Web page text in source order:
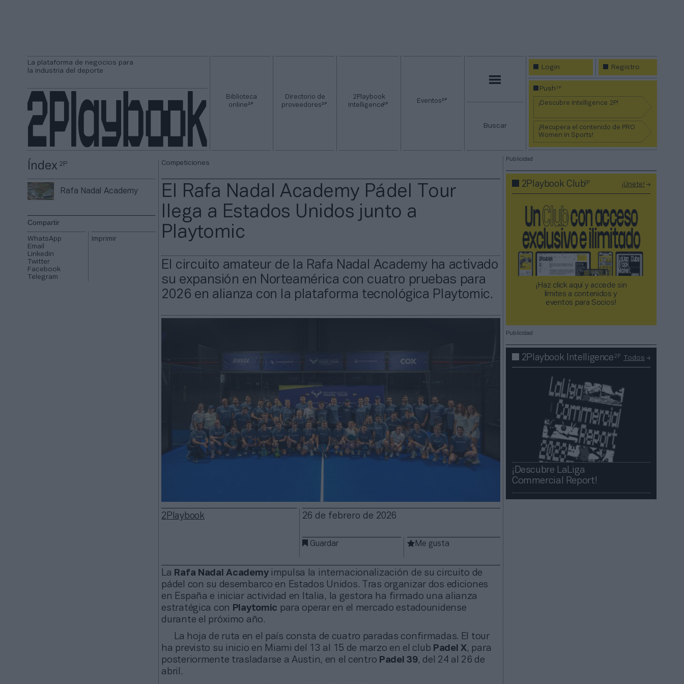
La plataforma de negocios para
la industria del deporte
Biblioteca
online2P
Directorio de
proveedores2P
2Playbook
Intelligence2P Eventos2P
Buscar
Login Registro
Push2P
¡Descubre Intelligence 2P!
¡Recupera el contenido de PRO
Women in Sports!
Índex2P
Rafa Nadal Academy
Compartir
WhatsApp
Email
Linkedin
Twitter
Facebook
Telegram
Imprimir
Competiciones
El Rafa Nadal Academy Pádel Tour
llega a Estados Unidos junto a
Playtomic
El circuito amateur de la Rafa Nadal Academy ha activado
su expansión en Norteamérica con cuatro pruebas para
2026 en alianza con la plataforma tecnológica Playtomic.
2Playbook 26 de febrero de 2026
Guardar Me gusta
La Rafa Nadal Academyimpulsa la internacionalización de su circuito de
pádel con su desembarco en Estados Unidos. Tras organizar dos ediciones
en España e iniciar actividad en Italia, la gestora ha firmado una alianza
estratégica con Playtomic para operar en el mercado estadounidense
durante el próximo año.
La hoja de ruta en el país consta de cuatro paradas confirmadas. El tour
ha previsto su inicio en Miami del 13 al 15 de marzo en el club Padel X, para
posteriormente trasladarse a Austin, en el centro Padel 39, del 24 al 26 de
abril.
Publicidad
2Playbook Club2P ¡Únete!
¡Haz click aquí y accede sin
límites a contenidos y
eventos para Socios!​​​​​​​
Publicidad
2Playbook Intelligence2P Todos
¡Descubre LaLiga
Commercial Report!​​